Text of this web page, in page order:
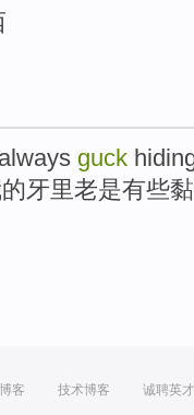
guck
牙里老是有些黏
客 技术博客 诚聘英才